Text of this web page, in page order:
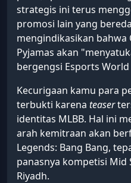
strategis ini terus
promosi lain yang
mengindikasikan bahwa
Pyjamas akan
bergengsi Esports World
Kecurigaan kamu para
terbukti karena teaser
identitas MLBB. Hal ini
arah kemitraan akan
Legends: Bang Bang,
panasnya kompetisi Mid
Riyadh.